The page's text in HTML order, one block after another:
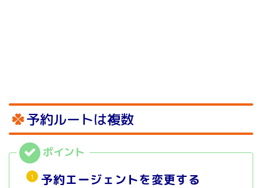
予約ルートは複数
予約エージェントを変更する